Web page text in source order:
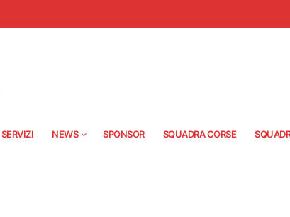
SERVIZI NEWS SPONSOR SQUADRA CORSE